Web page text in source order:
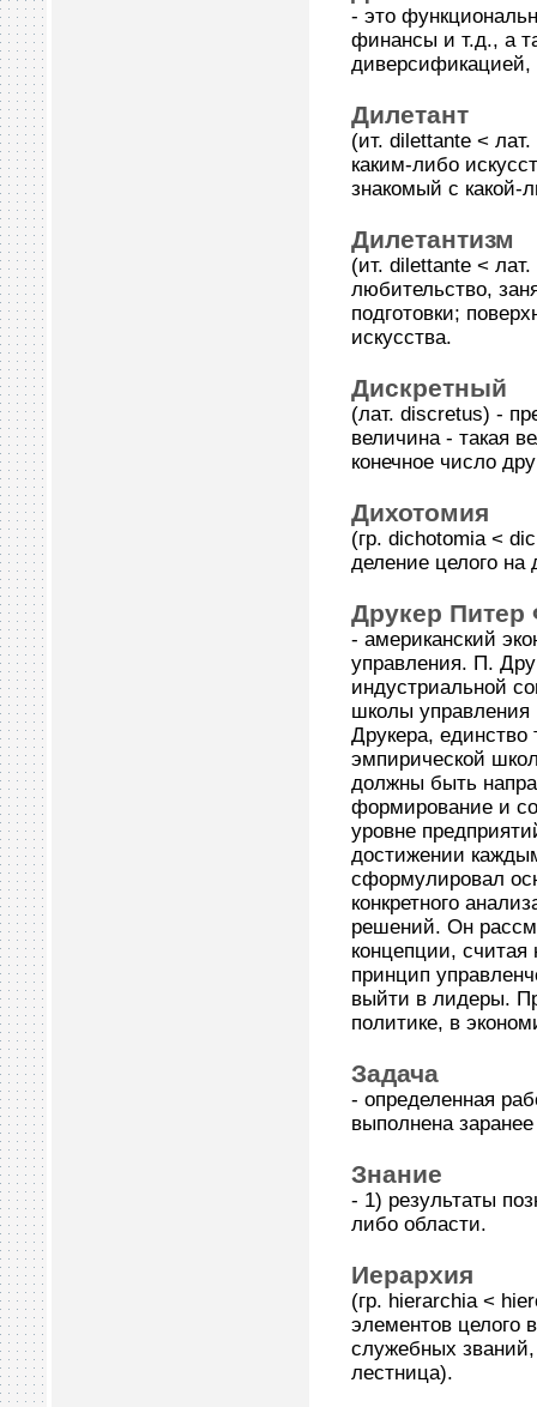
- это
финансы и т.д., а
диверсификацией,
Дилетант
(ит. dilettante <
каким-либо
знакомый с какой-
Дилетантизм
(ит. dilettante <
любительство,
подготовки;
искусства.
Дискретный
(лат. discretus) -
величина - такая
конечное число
Дихотомия
(гр. dichotomia <
деление целого на
Друкер Питер
- американский
управления. П.
индустриальной
школы управления
Друкера, единство
эмпирической
должны быть
формирование и
уровне
достижении
сформулировал
конкретного
решений. Он
концепции,
принцип
выйти в лидеры.
политике, в
Задача
- определенная
выполнена
Знание
- 1) результаты
либо области.
Иерархия
(гр. hierarchia <
элементов целого
служебных
лестница).